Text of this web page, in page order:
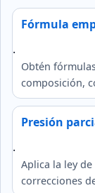
Fórmula
.
Obtén
composición,
Presión
.
Aplica la ley
correcciones